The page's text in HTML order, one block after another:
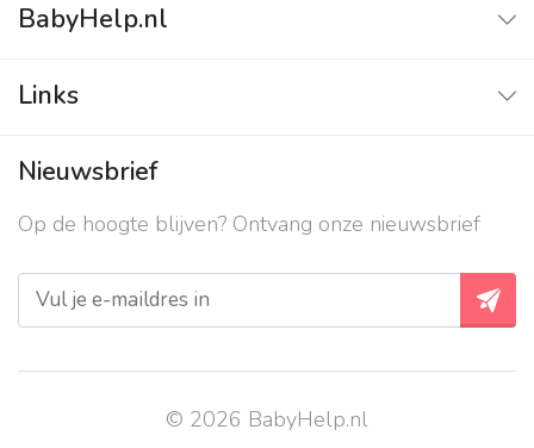
BabyHelp.nl
Vraag & Antwoord
Links
Contact
Over ons
Privacy beleid
Nieuwsbrief
Op de hoogte blijven? Ontvang onze nieuwsbrief
© 2026 BabyHelp.nl